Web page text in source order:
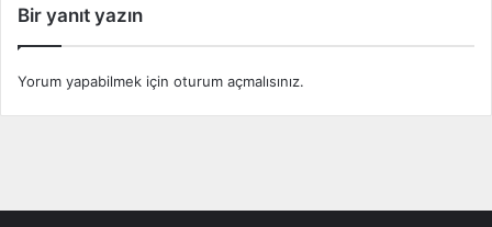
Bir yanıt yazın
Yorum yapabilmek için oturum açmalısınız.